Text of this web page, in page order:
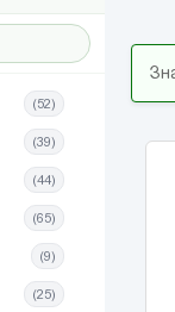
(52)
(39)
(44)
(65)
(9)
(25)